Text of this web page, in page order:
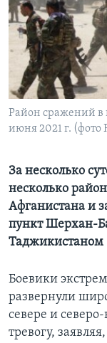
Learning English
СОЦИАЛЬНЫЕ СЕТИ
Языки
Район сражений в
июня 2021 г. (фото
За несколько
несколько
Афганистана и
пункт Шерхан-
Таджикистаном
Боевики
развернули
севере и
тревогу,